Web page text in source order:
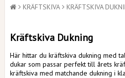
KRÄFTSKIVA KRÄFTSKIVA
Kräftskiva Dukning
Här hittar du kräftskiva dukning med
dukar som passar perfekt till årets
kräftskiva med matchande dukning i